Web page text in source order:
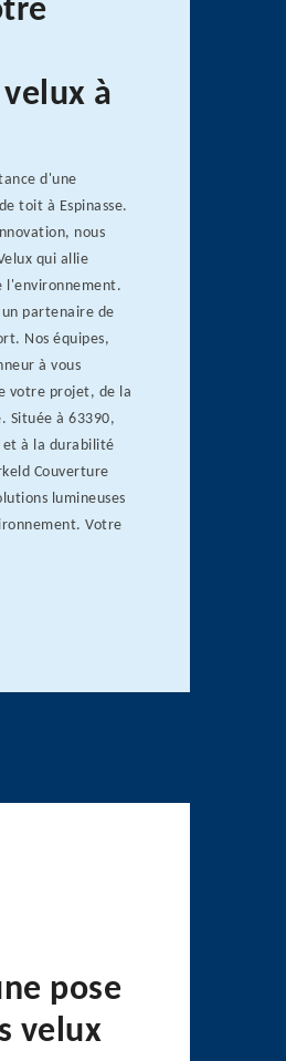
à
d'une
toit à Espinasse.
nous
qui allie
l'environnement.
partenaire de
Nos équipes,
à vous
votre projet, de la
Située à 63390,
à la durabilité
Couverture
lumineuses
Votre
pose
velux